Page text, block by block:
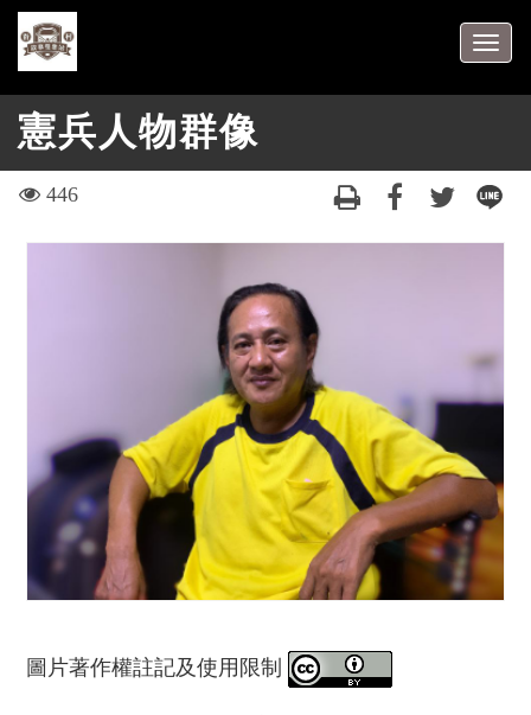
跳
主
要
區
憲兵人物群像
visit
446
圖片著作權註記及使用限制